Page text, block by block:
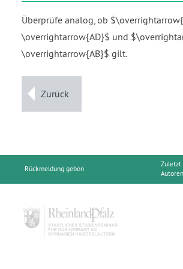
Überprüfe analog, ob
\overrightarrow{AD}$ und
\overrightarrow{AB}$ gilt.
Zurück
Rückmeldung geben
Zuletzt